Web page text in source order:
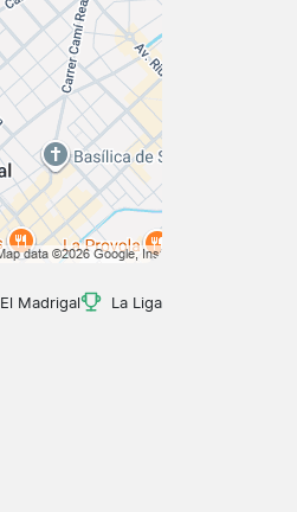
El Madrigal La Liga